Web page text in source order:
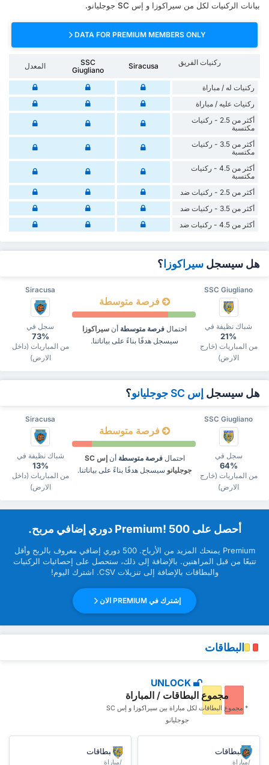
بيانات الركنيات لكل من سيراكوزا و إس SC جوجليانو.
DATA FOR PREMIUM MEMBERS ONLY
ركنيات الفريق Siracusa
SSC
Giugliano
المعدل
‏ركنيات له / مباراة
‏ركنيات ‏عليه / مباراة
أكثر من 2.5 - ركنيات
مكتسبة
أكثر من 3.5 - ركنيات
مكتسبة
أكثر من 4.5 - ركنيات
مكتسبة
أكثر من 2.5 - ركنيات ضد
أكثر من 3.5 - ركنيات ضد
أكثر من 4.5 - ركنيات ضد
هل سيسجل سيراكوزا ؟
Siracusa SSC Giugliano
سجل في
73%
من المباريات (داخل
الارض)
فرصة متوسطة
احتمال فرصة متوسطة أن سيراكوزا
سيسجل هدفًا بناءً على بياناتنا.
شباك نظيفة في
21%
من المباريات (خارج
الارض)
هل سيسجل إس SC جوجليانو ؟
Siracusa SSC Giugliano
شباك نظيفة في
13%
من المباريات (داخل
الارض)
فرصة متوسطة
احتمالفرصة متوسطة أن
إس SC
جوجليانو سيسجل هدفًا بناءً على بياناتنا.
سجل في
64%
من المباريات (خارج
الارض)
‏أحصل على Premium! 500 دوري إضافي مربح.
Premium ‏يمنحك المزيد من ‏الأرباح. 500 دوري إضافي معروف بالربح وأقل
تتبعًا من قبل ‏المراهنين. بالإضافة إلى ذلك، ستحصل على إحصائيات الركنيات
والبطاقات بالإضافة إلى تنزيلات CSV. اشترك اليوم!
إشترك في PREMIUM الان
البطاقات
UNLOCK
مجموع البطاقات / المباراة
* مجموع البطاقات ‏لكل مباراة بين سيراكوزا و إس SC
جوجليانو
البطاقات
/مباراة
البطاقات
/مباراة